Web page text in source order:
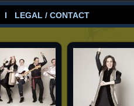
LEGAL / CONTACT